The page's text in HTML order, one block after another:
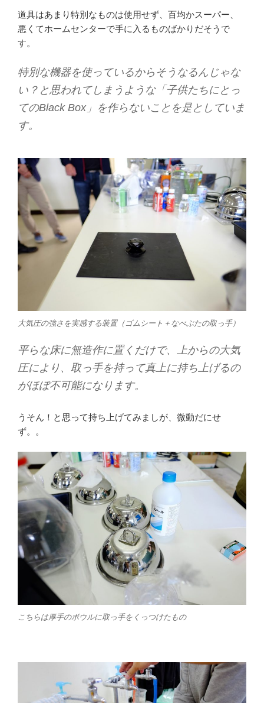
道具はあまり特別なものは使用せず、百均かスーパー、
悪くてホームセンターで手に入るものばかりだそうで
す。
特別な機器を使っているからそうなるんじゃな
い？と思われてしまうような「子供たちにとっ
てのBlack Box」を作らないことを是としていま
す。
大気圧の強さを実感する装置（ゴムシート＋なべぶたの取っ手）
平らな床に無造作に置くだけで、上からの大気
圧により、取っ手を持って真上に持ち上げるの
がほぼ不可能になります。
うそん！と思って持ち上げてみましが、微動だにせ
ず。。
こちらは厚手のボウルに取っ手をくっつけたもの